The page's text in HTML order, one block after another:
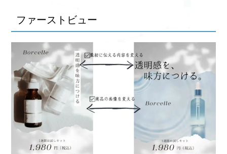
ファーストビュー